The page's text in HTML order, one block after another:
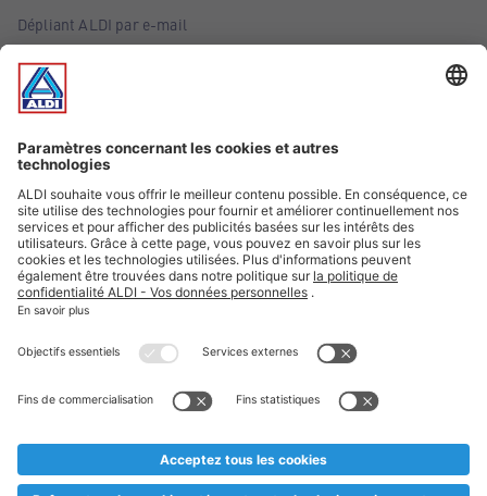
Dépliant ALDI par e-mail
Offres
Infos essentielles
Suivez ALDI Belgique
Textes marqués d'un astérisque et mentions légales
* Nous vendons ces articles temporairement et jusqu'à
au cas où, malgré le planning bien étudié, nous serions
prématurément en rupture de stock. Prix Recupel et TVA incl.
** Sur ce site, l’utilisation de la forme masculine a été adoptée